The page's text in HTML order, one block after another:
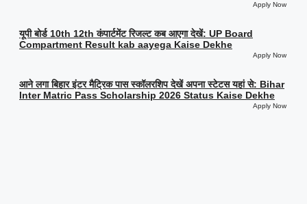
Apply Now
यूपी बोर्ड 10th 12th कंपार्टमेंट रिजल्ट कब आएगा देखें: UP Board
Compartment Result kab aayega Kaise Dekhe
Apply Now
आने लगा बिहार इंटर मैट्रिक पास स्कॉलरशिप देखें अपना स्टेटस यहां से: Bihar
Inter Matric Pass Scholarship 2026 Status Kaise Dekhe
Apply Now